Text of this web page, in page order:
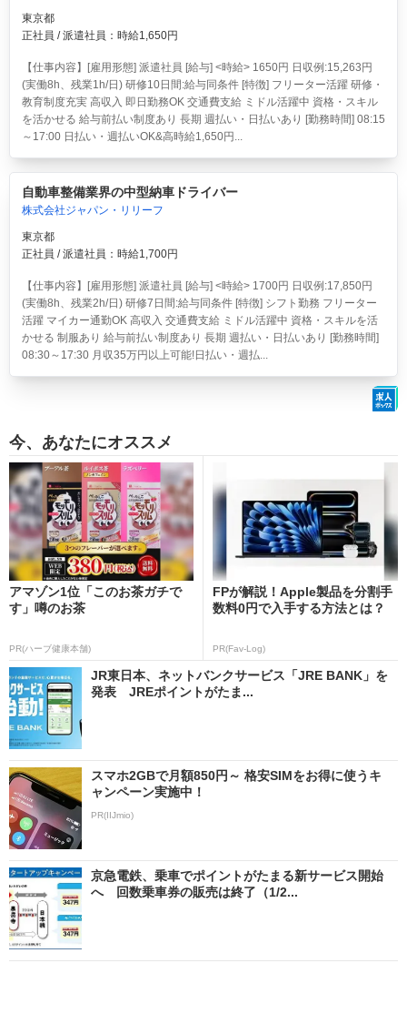
東京都
正社員 / 派遣社員：時給1,650円
【仕事内容】[雇用形態] 派遣社員 [給与] <時給> 1650円 日収例:15,263円
(実働8h、残業1h/日) 研修10日間:給与同条件 [特徴] フリーター活躍 研修・
教育制度充実 高収入 即日勤務OK 交通費支給 ミドル活躍中 資格・スキル
を活かせる 給与前払い制度あり 長期 週払い・日払いあり [勤務時間] 08:15
～17:00 日払い・週払いOK&高時給1,650円...
自動車整備業界の中型納車ドライバー
株式会社ジャパン・リリーフ
東京都
正社員 / 派遣社員：時給1,700円
【仕事内容】[雇用形態] 派遣社員 [給与] <時給> 1700円 日収例:17,850円
(実働8h、残業2h/日) 研修7日間:給与同条件 [特徴] シフト勤務 フリーター
活躍 マイカー通勤OK 高収入 交通費支給 ミドル活躍中 資格・スキルを活
かせる 制服あり 給与前払い制度あり 長期 週払い・日払いあり [勤務時間]
08:30～17:30 月収35万円以上可能!日払い・週払...
今、あなたにオススメ
アマゾン1位「このお茶ガチで
す」噂のお茶
PR(ハーブ健康本舗)
FPが解説！Apple製品を分割手
数料0円で入手する方法とは？
PR(Fav-Log)
JR東日本、ネットバンクサービス「JRE BANK」を
発表 JREポイントがたま...
スマホ2GBで月額850円～ 格安SIMをお得に使うキ
ャンペーン実施中！
PR(IIJmio)
京急電鉄、乗車でポイントがたまる新サービス開始
へ 回数乗車券の販売は終了（1/2...